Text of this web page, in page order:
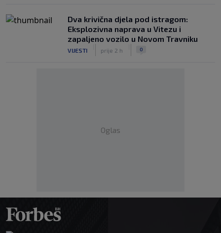
Dva krivična djela pod istragom:
Eksplozivna naprava u Vitezu i
zapaljeno vozilo u Novom Travniku
VIJESTI prije 2 h 0
Oglas